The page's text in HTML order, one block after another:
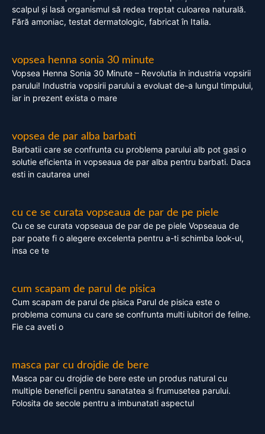
scalpul și lasă organismul să redea treptat culoarea naturală.
Fără amoniac, testat dermatologic, fabricat în Italia.
vopsea henna sonia 30 minute
Vopsea Henna Sonia 30 Minute – Revolutia in industria vopsirii
parului! Industria vopsirii parului a evoluat de-a lungul timpului,
iar in prezent exista o mare
vopsea de par alba barbati
Barbatii care se confrunta cu problema parului alb pot gasi o
solutie eficienta in vopseaua de par alba pentru barbati. Daca
esti in cautarea unei
cu ce se curata vopseaua de par de pe piele
Cu ce se curata vopseaua de par de pe piele Vopseaua de
par poate fi o alegere excelenta pentru a-ti schimba look-ul,
insa ce te
cum scapam de parul de pisica
Cum scapam de parul de pisica Parul de pisica este o
problema comuna cu care se confrunta multi iubitori de feline.
Fie ca aveti o
masca par cu drojdie de bere
Masca par cu drojdie de bere este un produs natural cu
multiple beneficii pentru sanatatea si frumusetea parului.
Folosita de secole pentru a imbunatati aspectul